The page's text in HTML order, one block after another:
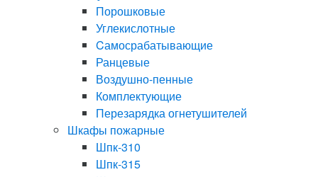
Порошковые
Углекислотные
Cамосрабатывающие
Ранцевые
Воздушно-пенные
Комплектующие
Перезарядка огнетушителей
Шкафы пожарные
Шпк-310
Шпк-315